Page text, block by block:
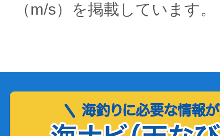
（m/s）を掲載しています。